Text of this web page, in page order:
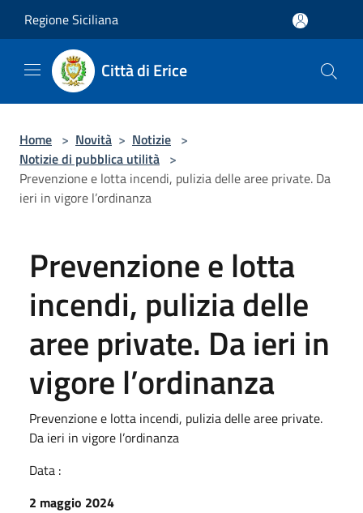
Regione Siciliana
Città di Erice
Home > Novità > Notizie >
Notizie di pubblica utilità >
Prevenzione e lotta incendi, pulizia delle aree private. Da
ieri in vigore l’ordinanza
Prevenzione e lotta
incendi, pulizia delle
aree private. Da ieri in
vigore l’ordinanza
Prevenzione e lotta incendi, pulizia delle aree private.
Da ieri in vigore l’ordinanza
Data :
2 maggio 2024